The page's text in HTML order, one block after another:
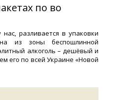
по во
разливается в упаковки
из зоны беспошлинной
алкоголь – дешёвый и
его по всей Украине «Новой